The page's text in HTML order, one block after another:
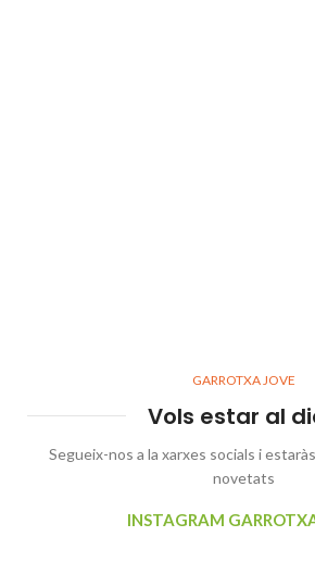
GARROTXA JOVE
Vols estar al
Segueix-nos a la xarxes socials i
novetats
INSTAGRAM